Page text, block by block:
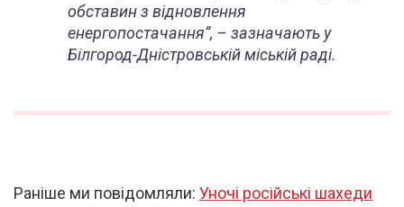
обставин з відновлення
енергопостачання”, – зазначають у
Білгород-Дністровській міській раді.
Раніше ми повідомляли: Уночі російські шахеди